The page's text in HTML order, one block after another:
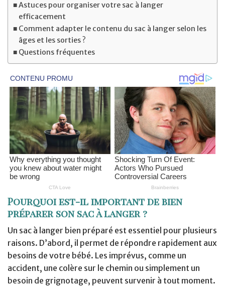
Astuces pour organiser votre sac à langer
efficacement
Comment adapter le contenu du sac à langer selon les
âges et les sorties ?
Questions fréquentes
Pourquoi est-il important de bien
préparer son sac à langer ?
Un sac à langer bien préparé est essentiel pour plusieurs
raisons. D’abord, il permet de répondre rapidement aux
besoins de votre bébé. Les imprévus, comme un
accident, une colère sur le chemin ou simplement un
besoin de grignotage, peuvent survenir à tout moment.